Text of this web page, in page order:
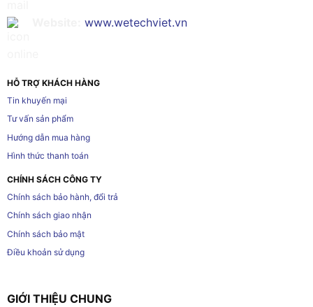
www.wetechviet.vn
HỖ TRỢ KHÁCH HÀNG
Tin khuyến mại
Tư vấn sản phẩm
Hướng dẫn mua hàng
Hình thức thanh toán
CHÍNH SÁCH CÔNG TY
Chính sách bảo hành, đổi trả
Chính sách giao nhận
Chính sách bảo mật
Điều khoản sử dụng
GIỚI THIỆU CHUNG